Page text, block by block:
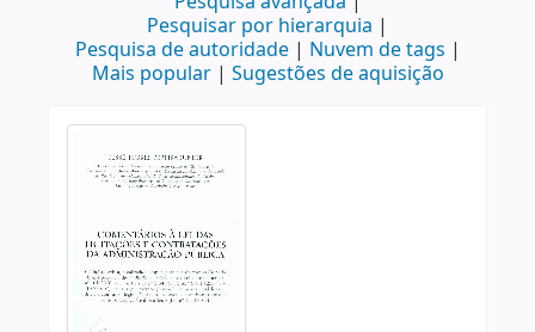
Pesquisar por hierarquia
Pesquisa de autoridade
Nuvem de tags
Mais popular
Sugestões de aquisição